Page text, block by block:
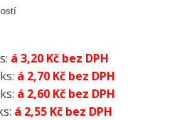
á 3,20 Kč bez DPH
á 2,70 Kč bez DPH
á 2,60 Kč bez DPH
á 2,55 Kč bez DPH